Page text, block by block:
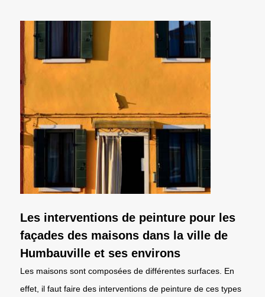
Les interventions de peinture pour les
façades des maisons dans la ville de
Humbauville et ses environs
Les maisons sont composées de différentes surfaces. En
effet, il faut faire des interventions de peinture de ces types